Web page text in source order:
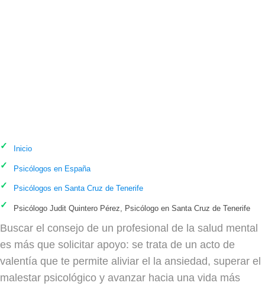
Inicio
Psicólogos en España
Psicólogos en Santa Cruz de Tenerife
Psicólogo Judit Quintero Pérez, Psicólogo en Santa Cruz de Tenerife
Buscar el consejo de un profesional de la salud mental
es más que solicitar apoyo: se trata de un acto de
valentía que te permite aliviar el la ansiedad, superar el
malestar psicológico y avanzar hacia una vida más